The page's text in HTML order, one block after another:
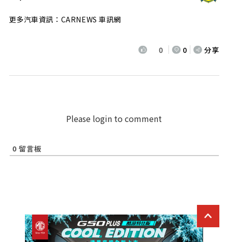
更多汽車資訊：CARNEWS 車訊網
0 0 分享
Please login to comment
0 留言板